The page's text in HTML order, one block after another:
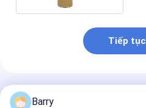
Tiếp tục
Sản Phẩm Khuyến Cáo
Barry